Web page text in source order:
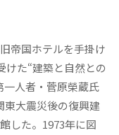
帝国ホテルを手掛け
けた“建築と自然との
一人者・菅原榮蔵氏
東大震災後の復興建
した。1973年に図